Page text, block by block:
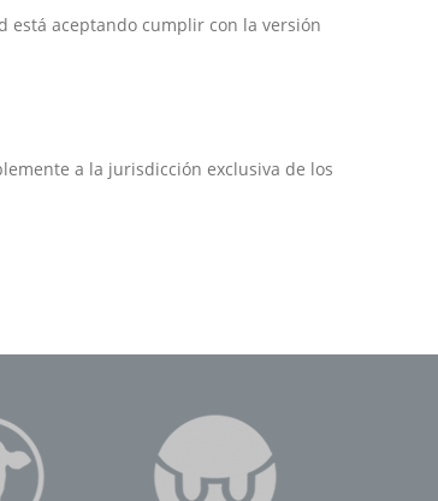
está aceptando cumplir con la versión
a la jurisdicción exclusiva de los